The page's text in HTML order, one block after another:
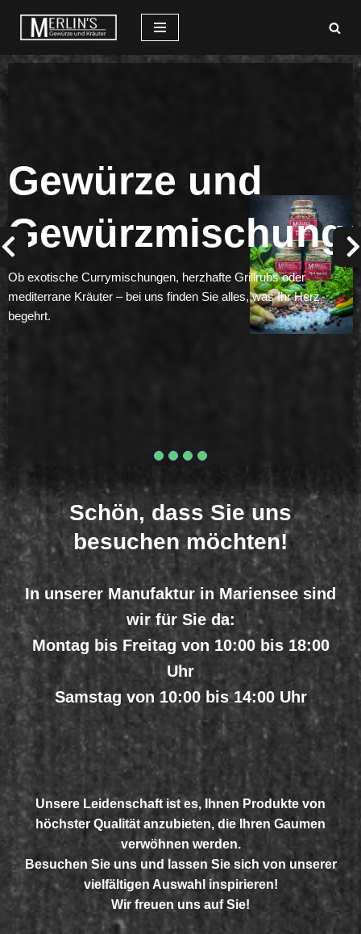
Zum
Inhalt
Gewürze und
Ob exotische Currymischungen, herzhafte Grillrubs oder
mediterrane Kräuter – bei uns finden Sie alles, was Ihr Herz
begehrt.
Schön, dass Sie uns
besuchen möchten!
In unserer Manufaktur in Mariensee sind
wir für Sie da:
Montag bis Freitagvon 10:00 bis 18:00
Uhr
Samstag von 10:00 bis 14:00 Uhr
Unsere Leidenschaft ist es, Ihnen Produkte von
höchster Qualität anzubieten, die Ihren Gaumen
verwöhnen werden.
Besuchen Sie uns und lassen Sie sich von unserer
vielfältigen Auswahl inspirieren!
Wir freuen uns auf Sie!